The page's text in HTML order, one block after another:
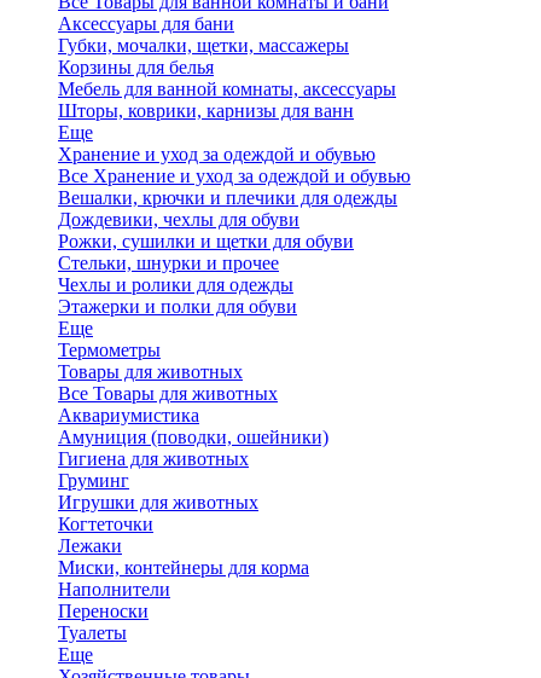
Аксессуары для бани
Губки, мочалки, щетки, массажеры
Корзины для белья
Мебель для ванной комнаты, аксессуары
Шторы, коврики, карнизы для ванн
Еще
Хранение и уход за одеждой и обувью
Все Хранение и уход за одеждой и обувью
Вешалки, крючки и плечики для одежды
Дождевики, чехлы для обуви
Рожки, сушилки и щетки для обуви
Стельки, шнурки и прочее
Чехлы и ролики для одежды
Этажерки и полки для обуви
Еще
Термометры
Товары для животных
Все Товары для животных
Аквариумистика
Амуниция (поводки, ошейники)
Гигиена для животных
Груминг
Игрушки для животных
Когтеточки
Лежаки
Миски, контейнеры для корма
Наполнители
Переноски
Туалеты
Еще